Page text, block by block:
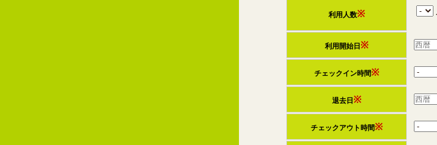
利用人数※
利用開始日※
チェックイン時間※
退去日※
チェックアウト時間※